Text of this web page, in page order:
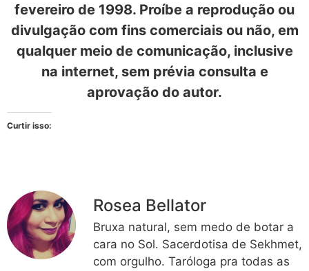
fevereiro de 1998. Proíbe a reprodução ou
divulgação com fins comerciais ou não, em
qualquer meio de comunicação, inclusive
na internet, sem prévia consulta e
aprovação do autor.
Curtir isso:
Rosea Bellator
Bruxa natural, sem medo de botar a
cara no Sol. Sacerdotisa de Sekhmet,
com orgulho. Taróloga pra todas as